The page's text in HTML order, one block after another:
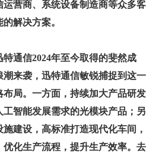
营商、系统设备制造商等众多客
解决方案。
特通信2024年至今取得的斐然成
来袭，迅特通信敏锐捕捉到这一
局。一方面，持续加大产品研发
智能发展需求的光模块产品；另
建设，高标准打造现代化车间，
化生产流程，提升生产效率。去